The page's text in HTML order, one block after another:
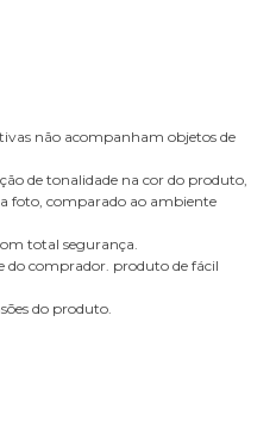
não acompanham objetos de
de tonalidade na cor do produto,
foto, comparado ao ambiente
total segurança.
do comprador. produto de fácil
do produto.